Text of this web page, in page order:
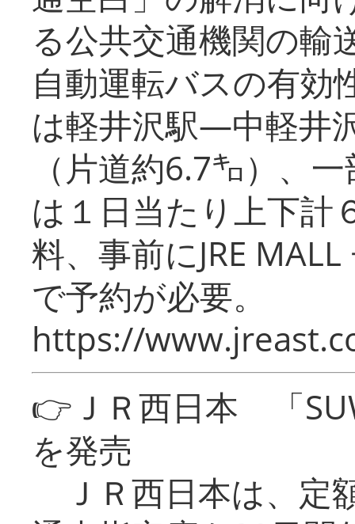
る公共交通機関の輸
自動運転バスの有効
は軽井沢駅―中軽井
（片道約6.7㌔）、
は１日当たり上下計
料、事前にJRE
で予約が必要。
https://
👉ＪＲ西日本 「
を発売
ＪＲ西日本は、定